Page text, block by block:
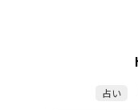
占い